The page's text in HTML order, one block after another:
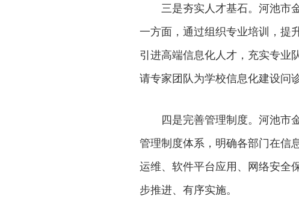
三是夯实人才基石。河池市
一方面，通过组织专业培训，提
引进高端信息化人才，充实专业
请专家团队为学校信息化建设问
四是完善管理制度。河池市
管理制度体系，明确各部门在信
运维、软件平台应用、网络安全
步推进、有序实施。